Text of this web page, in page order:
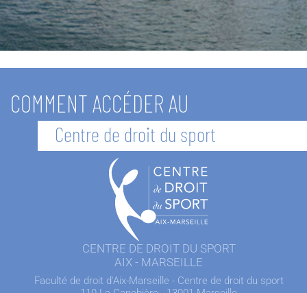
COMMENT ACCÉDER AU
Centre de droit du sport
CENTRE DE DROIT DU SPORT
AIX - MARSEILLE
Faculté de droit d'Aix-Marseille - Centre de droit du sport